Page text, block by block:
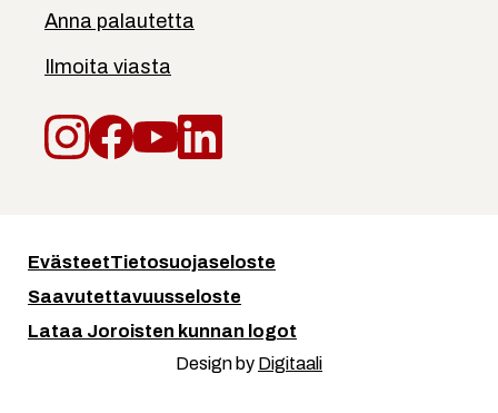
Anna palautetta
Ilmoita viasta
Instagram
Facebook
YouTube
LinkedIn
EvästeetTietosuojaseloste
Saavutettavuusseloste
Lataa Joroisten kunnan logot
Design by Digitaali